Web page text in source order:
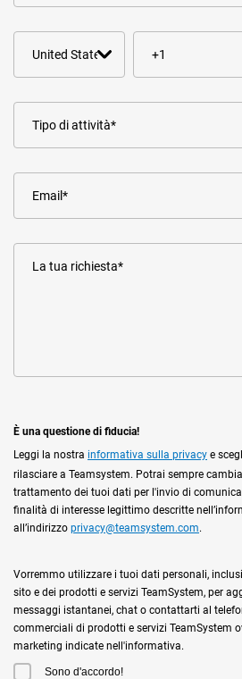
È una questione di fiducia!
Leggi la nostra informativa sulla privacy e
rilasciare a Teamsystem. Potrai sempre
trattamento dei tuoi dati per l'invio di
finalità di interesse legittimo descritte
all’indirizzo privacy@teamsystem.com.
Vorremmo utilizzare i tuoi dati personali,
sito e dei prodotti e servizi TeamSystem, per
messaggi istantanei, chat o contattarti al
commerciali di prodotti e servizi TeamSystem
marketing indicate nell'informativa.
Sono d'accordo!